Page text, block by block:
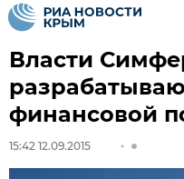
Власти
финансовой
15:42 12.09.2015